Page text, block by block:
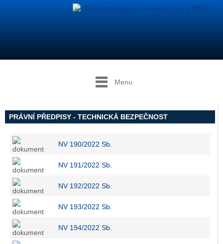
Menu
PRÁVNÍ PŘEDPISY - TECHNICKÁ BEZPEČNOST
NV 190/2022 Sb.
NV 191/2022 Sb.
NV 192/2022 Sb.
NV 193/2022 Sb.
NV 194/2022 Sb.